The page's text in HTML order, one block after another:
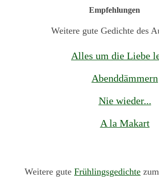
Empfehlungen
Weitere gute Gedichte des
Alles um die Liebe
Abenddämmern
Nie wieder...
A la Makart
Weitere gute Frühlingsgedichte